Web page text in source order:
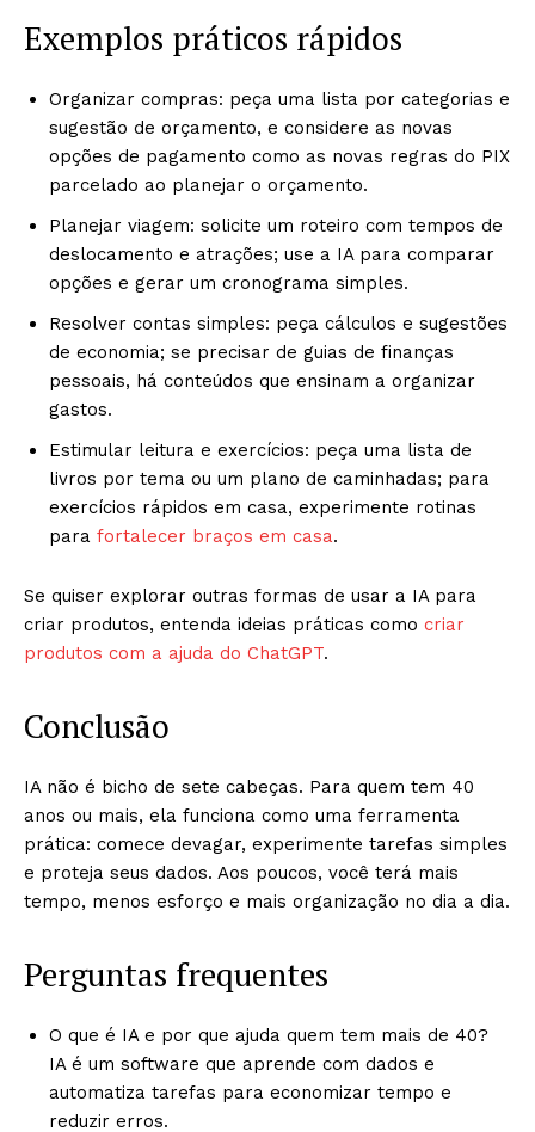
Exemplos práticos rápidos
Organizar compras: peça uma lista por categorias e
sugestão de orçamento, e considere as novas
opções de pagamento como as novas regras do PIX
parcelado ao planejar o orçamento.
Planejar viagem: solicite um roteiro com tempos de
deslocamento e atrações; use a IA para comparar
opções e gerar um cronograma simples.
Resolver contas simples: peça cálculos e sugestões
de economia; se precisar de guias de finanças
pessoais, há conteúdos que ensinam a organizar
gastos.
Estimular leitura e exercícios: peça uma lista de
livros por tema ou um plano de caminhadas; para
exercícios rápidos em casa, experimente rotinas
para fortalecer braços em casa.
Se quiser explorar outras formas de usar a IA para
criar produtos, entenda ideias práticas como criar
produtos com a ajuda do ChatGPT.
Conclusão
IA não é bicho de sete cabeças. Para quem tem 40
anos ou mais, ela funciona como uma ferramenta
prática: comece devagar, experimente tarefas simples
e proteja seus dados. Aos poucos, você terá mais
tempo, menos esforço e mais organização no dia a dia.
Perguntas frequentes
O que é IA e por que ajuda quem tem mais de 40?
IA é um software que aprende com dados e
automatiza tarefas para economizar tempo e
reduzir erros.